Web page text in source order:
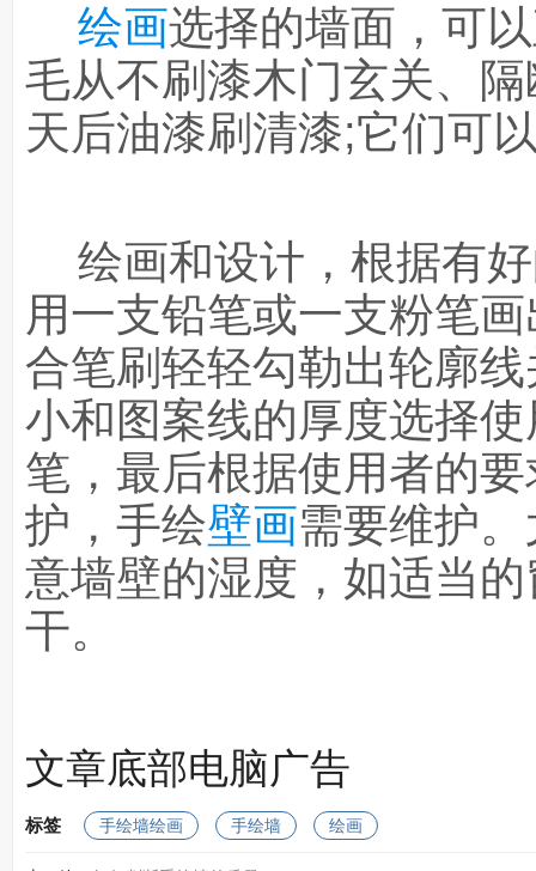
绘画选择的墙面，可
毛从不刷漆木门玄关、
天后油漆刷清漆;它们可
绘画和设计，根据有
用一支铅笔或一支粉笔
合笔刷轻轻勾勒出轮廓
小和图案线的厚度选择
笔，最后根据使用者的
护，手绘壁画需要维护
意墙壁的湿度，如适当
干。
文章底部电脑广告
标签 手绘墙绘画 手绘墙 绘画